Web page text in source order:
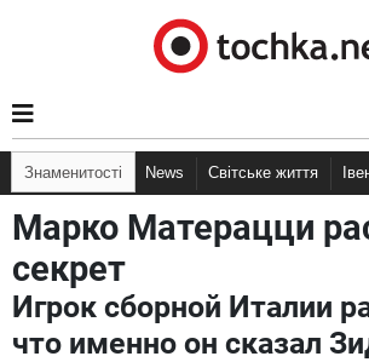
Знаменитості News Світське життя
Марко Матерацци
секрет
Игрок сборной Италии
что именно он сказал